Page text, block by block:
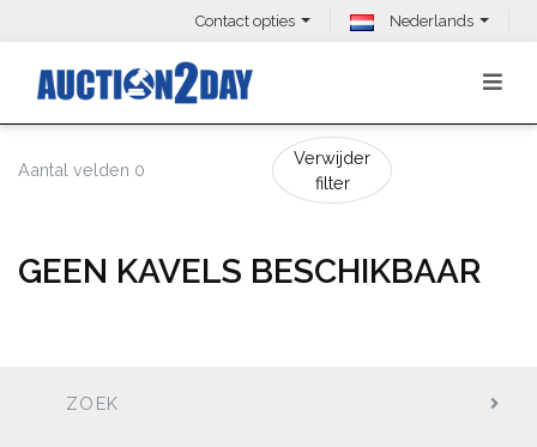
Contact opties Nederlands
Aantal velden 0
Verwijder
filter
GEEN KAVELS BESCHIKBAAR
ZOEK